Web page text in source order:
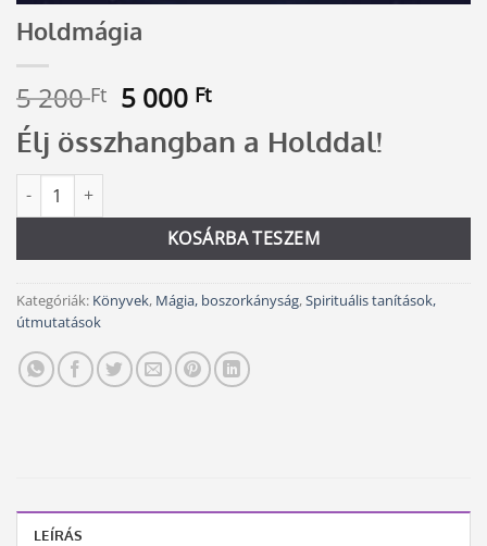
Holdmágia
5 200Ft Original
price
was:
5 000 FtCurrent
is:
Élj összhangban a Holddal!
Holdmágia mennyiség
KOSÁRBA TESZEM
Alternative:
Kategóriák: Könyvek, Mágia, boszorkányság,Spirituális tanítások,
útmutatások
LEÍRÁS